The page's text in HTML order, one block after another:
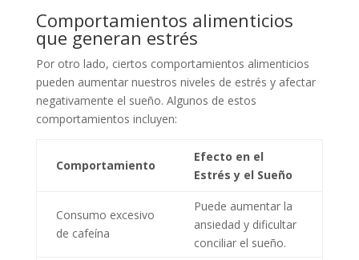
Comportamientos alimenticios
que generan estrés
Por otro lado, ciertos comportamientos alimenticios
pueden aumentar nuestros niveles de estrés y afectar
negativamente el sueño. Algunos de estos
comportamientos incluyen:
Comportamiento
Efecto en el
Estrés y el Sueño
Consumo excesivo
de cafeína
Puede aumentar la
ansiedad y dificultar
conciliar el sueño.